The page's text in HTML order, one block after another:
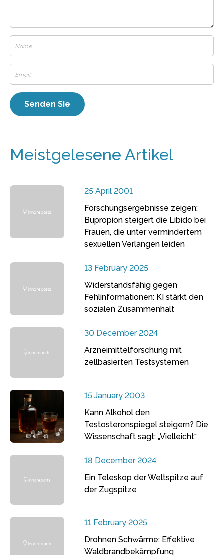
Meistgelesene Artikel
25 April 2001
Forschungsergebnisse zeigen:
Bupropion steigert die Libido bei
Frauen, die unter vermindertem
sexuellen Verlangen leiden
13 February 2025
Widerstandsfähig gegen
Fehlinformationen: KI stärkt den
sozialen Zusammenhalt
30 December 2024
Arzneimittelforschung mit
zellbasierten Testsystemen
15 January 2003
Kann Alkohol den
Testosteronspiegel steigern? Die
Wissenschaft sagt: „Vielleicht“
18 December 2024
Ein Teleskop der Weltspitze auf
der Zugspitze
11 February 2025
Drohnen Schwärme: Effektive
Waldbrandbekämpfung